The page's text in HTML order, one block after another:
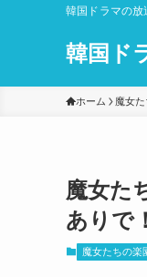
韓国ドラマの放
韓国ド
ホーム 魔女た
魔女た
ありで！
魔女たちの楽